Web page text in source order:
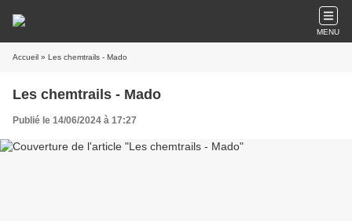
MENU
Accueil » Les chemtrails - Mado
Les chemtrails - Mado
Publié le 14/06/2024 à 17:27